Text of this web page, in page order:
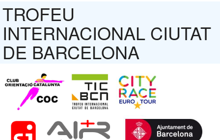
TROFEU
INTERNACIONAL CIUTAT
DE BARCELONA